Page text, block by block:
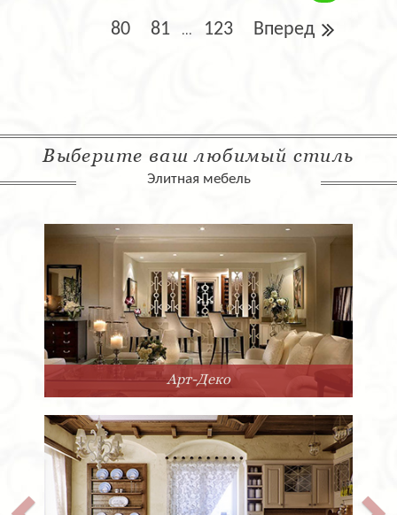
80 81 ... 123 Вперед
Выберите ваш любимый стиль
Элитная мебель
Арт-Деко